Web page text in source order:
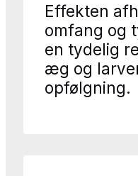
Effekten
omfang og
en tydelig
æg og
opfølgning.